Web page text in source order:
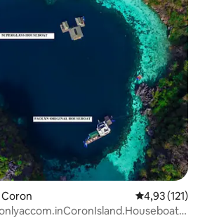
Classificação
4,93 (121)